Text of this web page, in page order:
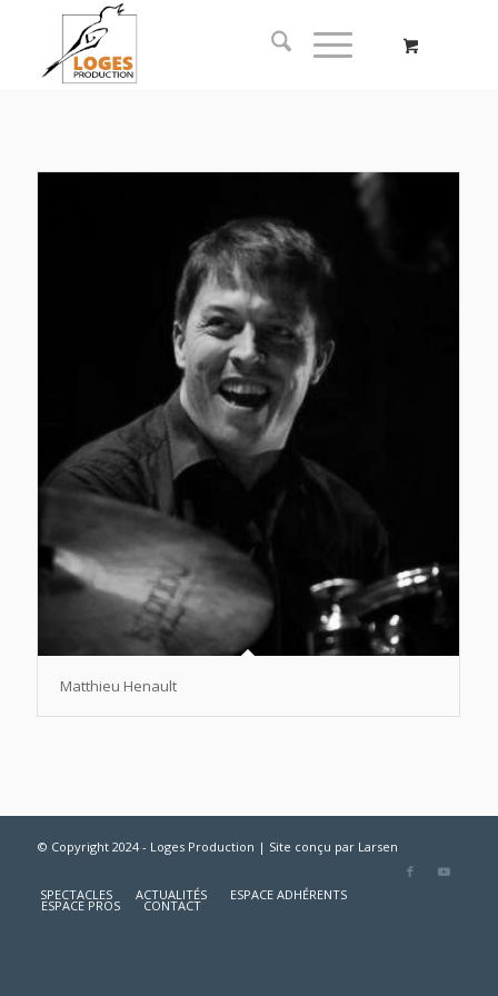
Matthieu Henault
© Copyright 2024 - Loges Production | Site conçu par Larsen
SPECTACLES ACTUALITÉS ESPACE ADHÉRENTS
ESPACE PROS CONTACT